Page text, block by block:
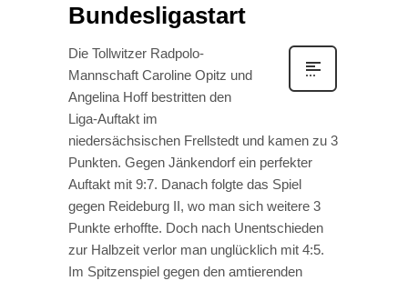
Bundesligastart
Die Tollwitzer Radpolo-
Mannschaft Caroline Opitz und
Angelina Hoff bestritten den
Liga-Auftakt im
niedersächsischen Frellstedt und kamen zu 3
Punkten. Gegen Jänkendorf ein perfekter
Auftakt mit 9:7. Danach folgte das Spiel
gegen Reideburg II, wo man sich weitere 3
Punkte erhoffte. Doch nach Unentschieden
zur Halbzeit verlor man unglücklich mit 4:5.
Im Spitzenspiel gegen den amtierenden